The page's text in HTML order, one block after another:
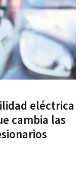
eléctrica
cambia las